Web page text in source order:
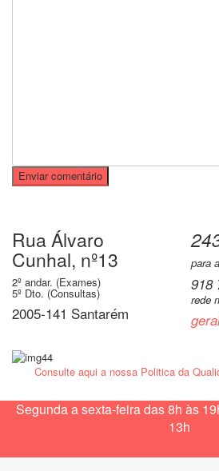
Rua Álvaro
Cunhal, nº13
2º andar. (Exames)
5º Dto. (Consultas)
2005-141 Santarém
para
918
rede
Consulte aqui a nossa Politica da
Segunda a sexta-feira das 8h às
13h